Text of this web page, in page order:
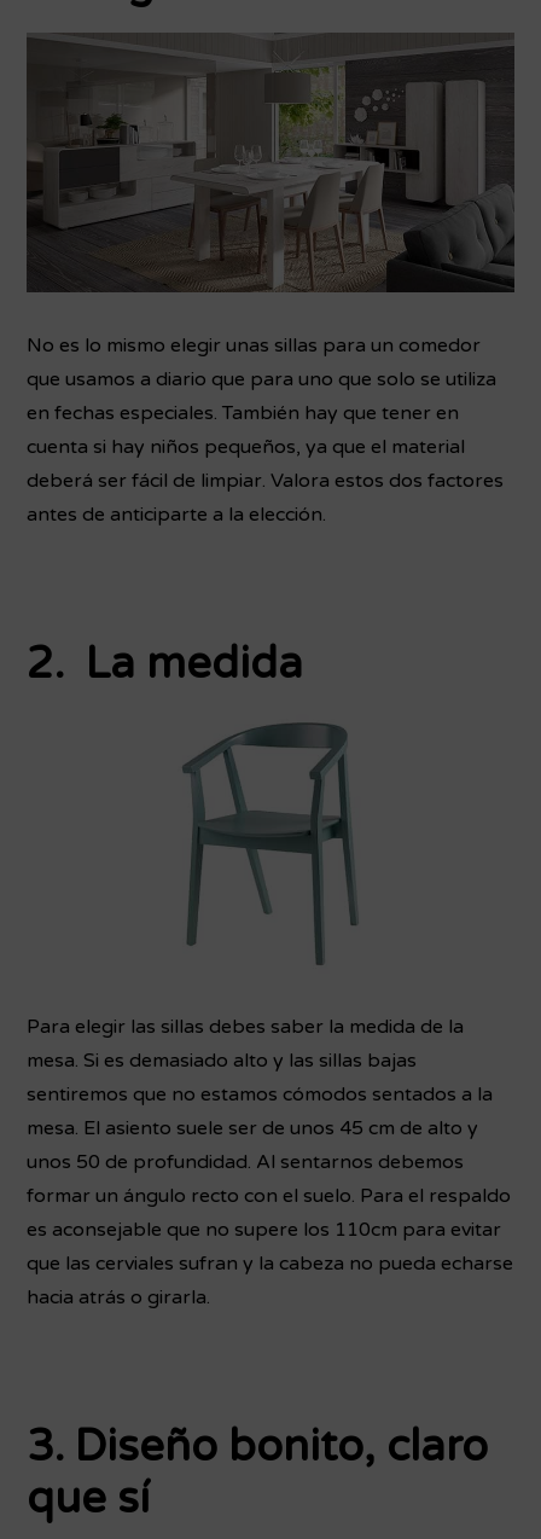
No es lo mismo elegir unas sillas para un comedor
que usamos a diario que para uno que solo se utiliza
en fechas especiales. También hay que tener en
cuenta si hay niños pequeños, ya que el material
deberá ser fácil de limpiar. Valora estos dos factores
antes de anticiparte a la elección.
2. La medida
Para elegir las sillas debes saber la medida de la
mesa. Si es demasiado alto y las sillas bajas
sentiremos que no estamos cómodos sentados a la
mesa. El asiento suele ser de unos 45 cm de alto y
unos 50 de profundidad. Al sentarnos debemos
formar un ángulo recto con el suelo. Para el respaldo
es aconsejable que no supere los 110cm para evitar
que las cerviales sufran y la cabeza no pueda echarse
hacia atrás o girarla.
3. Diseño bonito, claro
que sí